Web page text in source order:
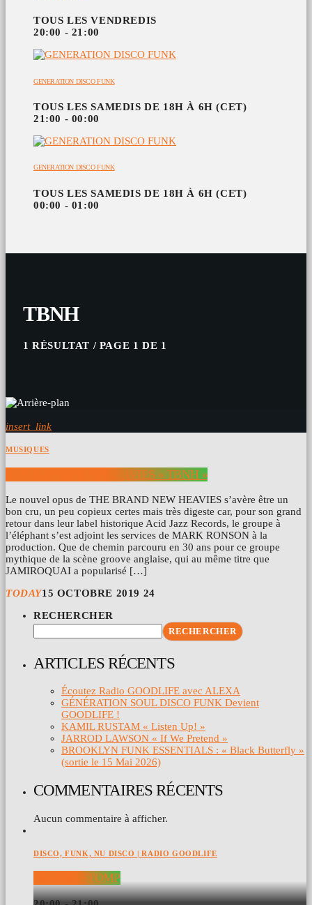
TOUS LES VENDREDIS
20:00 - 21:00
GENERATION DISCO FUNK
TOUS LES SAMEDIS DE 18H À 6H (CET)
21:00 - 00:00
GENERATION DISCO FUNK
TOUS LES SAMEDIS DE 18H À 6H (CET)
00:00 - 01:00
TBNH
1 RÉSULTAT / PAGE 1 DE 1
insert_link
MUSIQUES
THE BRAND NEW HEAVIES « TBNH »
Le nouvel opus de THE BRAND NEW HEAVIES s’avère être un
bon cru, un peu copieux certes mais très digeste car, pour son grand
retour dans leur label historique Acid Jazz Records, le groupe à
l’éléphant s’est adjoint les services de MARK RONSON à la
production. Que de chemin parcouru en 30 ans pour ce groupe
mythique de la scène groove anglaise, qui au même titre que
JAMIROQUAI a popularisé […]
TODAY15 OCTOBRE 2019 24
RECHERCHER
RECHERCHER
ARTICLES RÉCENTS
Écoutez Radio GOODLIFE avec ALEXA
GÉNÉRATION SOUL DISCO FUNK Devient
GOODLIFE !
KAMIL RUSTAM « Listen Up! »
JARROD LAWSON « If We Pretend »
BROOKLYN FUNK ESSENTIALS : « Black Butterfly »
(sortie le 15 Mai 2026)
COMMENTAIRES RÉCENTS
Aucun commentaire à afficher.
DISCO, FUNK, NU DISCO | RADIO GOODLIFE
BOOGIE STOMP